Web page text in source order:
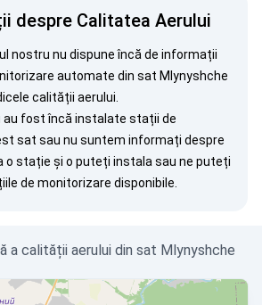
despre Calitatea Aerului
nostru nu dispune încă de informații
automate din sat Mlynyshche
calității aerului.
au fost încă instalate stații de
sat sau nu suntem informați despre
o stație și o puteți instala sau ne puteți
de monitorizare disponibile.
a calității aerului din sat Mlynyshche